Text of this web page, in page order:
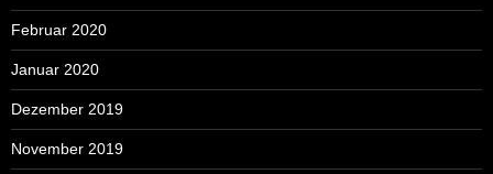
Februar 2020
Januar 2020
Dezember 2019
November 2019